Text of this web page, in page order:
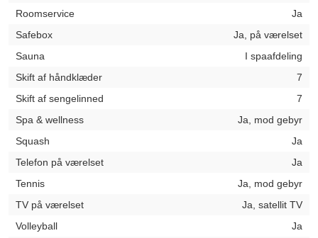
Roomservice
Ja
Safebox
Ja, på værelset
Sauna
I spaafdeling
Skift af håndklæder
7
Skift af sengelinned
7
Spa & wellness
Ja, mod gebyr
Squash
Ja
Telefon på værelset
Ja
Tennis
Ja, mod gebyr
TV på værelset
Ja, satellit TV
Volleyball
Ja